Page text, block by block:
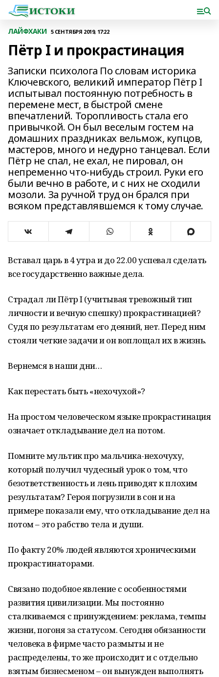
ЛАЙФХАКИ 5 СЕНТЯБРЯ 2019, 17:22
Пётр I и прокрастинация
Записки психолога По словам историка
Ключевского, великий император Пётр I
испытывал постоянную потребность в
перемене мест, в быстрой смене
впечатлений. Торопливость стала его
привычкой. Он был веселым гостем на
домашних праздниках вельмож, купцов,
мастеров, много и недурно танцевал. Если
Пётр не спал, не ехал, не пировал, он
непременно что-нибудь строил. Руки его
были вечно в работе, и с них не сходили
мозоли. За ручной труд он брался при
всяком представлявшемся к тому случае.
Вставал царь в 4 утра и до 22.00 успевал сделать
все государственно важные дела.
Страдал ли Пётр I (учитывая тревожный тип
личности и вечную спешку) прокрастинацией?
Судя по результатам его деяний, нет. Перед ним
стояли четкие задачи и он воплощал их в жизнь.
Вернемся в наши дни…
Как перестать быть «нехочухой»?
На простом человеческом языке прокрастинация
означает откладывание дел на потом.
Помните мультик про мальчика-нехочуху,
который получил чудесный урок о том, что
безответственность и лень приводят к плохим
результатам? Героя погрузили в сон и на
примере показали ему, что откладывание дел на
потом – это рабство тела и души.
По факту 20% людей являются хроническими
прокрастинаторами.
Связано подобное явление с особенностями
развития цивилизации. Мы постоянно
сталкиваемся с принуждением: реклама, темпы
жизни, погоня за статусом. Сегодня обязанности
человека в фирме часто размыты и не
распределены, то же происходит и с отдельно
взятым бизнесменом – он вынужден выполнять